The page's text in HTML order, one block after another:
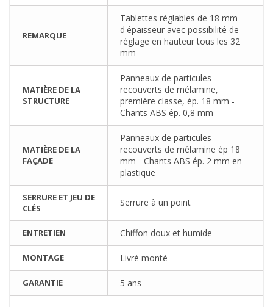
REMARQUE
Tablettes réglables de 18 mm
d'épaisseur avec possibilité de
réglage en hauteur tous les 32
mm
MATIÈRE DE LA
STRUCTURE
Panneaux de particules
recouverts de mélamine,
première classe, ép. 18 mm -
Chants ABS ép. 0,8 mm
MATIÈRE DE LA
FAÇADE
Panneaux de particules
recouverts de mélamine ép 18
mm - Chants ABS ép. 2 mm en
plastique
SERRURE ET JEU DE
CLÉS
Serrure à un point
ENTRETIEN Chiffon doux et humide
MONTAGE Livré monté
GARANTIE 5 ans